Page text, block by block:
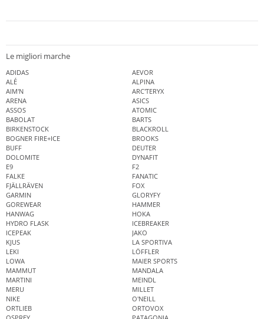
Le migliori marche
ADIDAS
AEVOR
ALÉ
ALPINA
AIM'N
ARC'TERYX
ARENA
ASICS
ASSOS
ATOMIC
BABOLAT
BARTS
BIRKENSTOCK
BLACKROLL
BOGNER FIRE+ICE
BROOKS
BUFF
DEUTER
DOLOMITE
DYNAFIT
E9
F2
FALKE
FANATIC
FJÄLLRÄVEN
FOX
GARMIN
GLORYFY
GOREWEAR
HAMMER
HANWAG
HOKA
HYDRO FLASK
ICEBREAKER
ICEPEAK
JAKO
KJUS
LA SPORTIVA
LEKI
LÖFFLER
LOWA
MAIER SPORTS
MAMMUT
MANDALA
MARTINI
MEINDL
MERU
MILLET
NIKE
O'NEILL
ORTLIEB
ORTOVOX